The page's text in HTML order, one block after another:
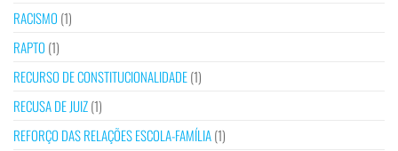
RACISMO (1)
RAPTO (1)
RECURSO DE CONSTITUCIONALIDADE(1)
RECUSA DE JUIZ(1)
REFORÇO DAS RELAÇÕES ESCOLA-FAMÍLIA(1)